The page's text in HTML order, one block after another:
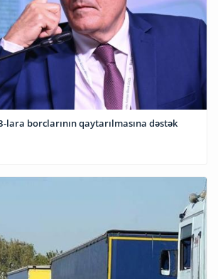
lara borclarının qaytarılmasına dəstək